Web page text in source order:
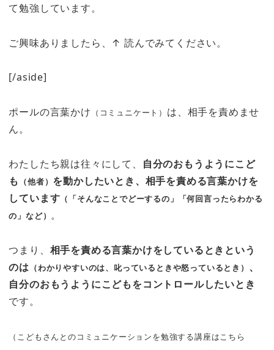
て勉強しています。
ご興味ありましたら、↑ 読んでみてください。
[/aside]
ポールの言葉かけ （コミュニケート） は、相手を責めませ
ん。
わたしたち親は往々にして、
自分のおもうようにこど
も
（他者） を動かしたいとき、相手を責める言葉かけを
しています （「そんなことでどーするの」「何回言ったらわかる
の」など） 。
つまり、 相手を責める言葉かけをしているときという
のは （わかりやすいのは、叱っているときや怒っているとき） 、
自分のおもうようにこどもをコントロールしたいとき
です。
（こどもさんとのコミュニケーションを勉強する講座はこちら